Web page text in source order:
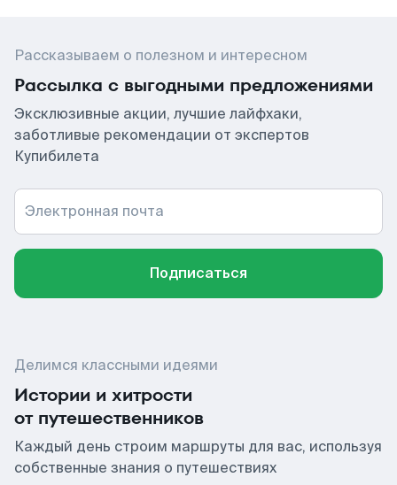
Рассказываем о полезном и интересном
Рассылка с выгодными предложениями
Эксклюзивные акции, лучшие лайфхаки,
заботливые рекомендации от экспертов
Купибилета
Электронная почта
Подписаться
Делимся классными идеями
Истории и хитрости
от путешественников
Каждый день строим маршруты для вас, используя
собственные знания о путешествиях